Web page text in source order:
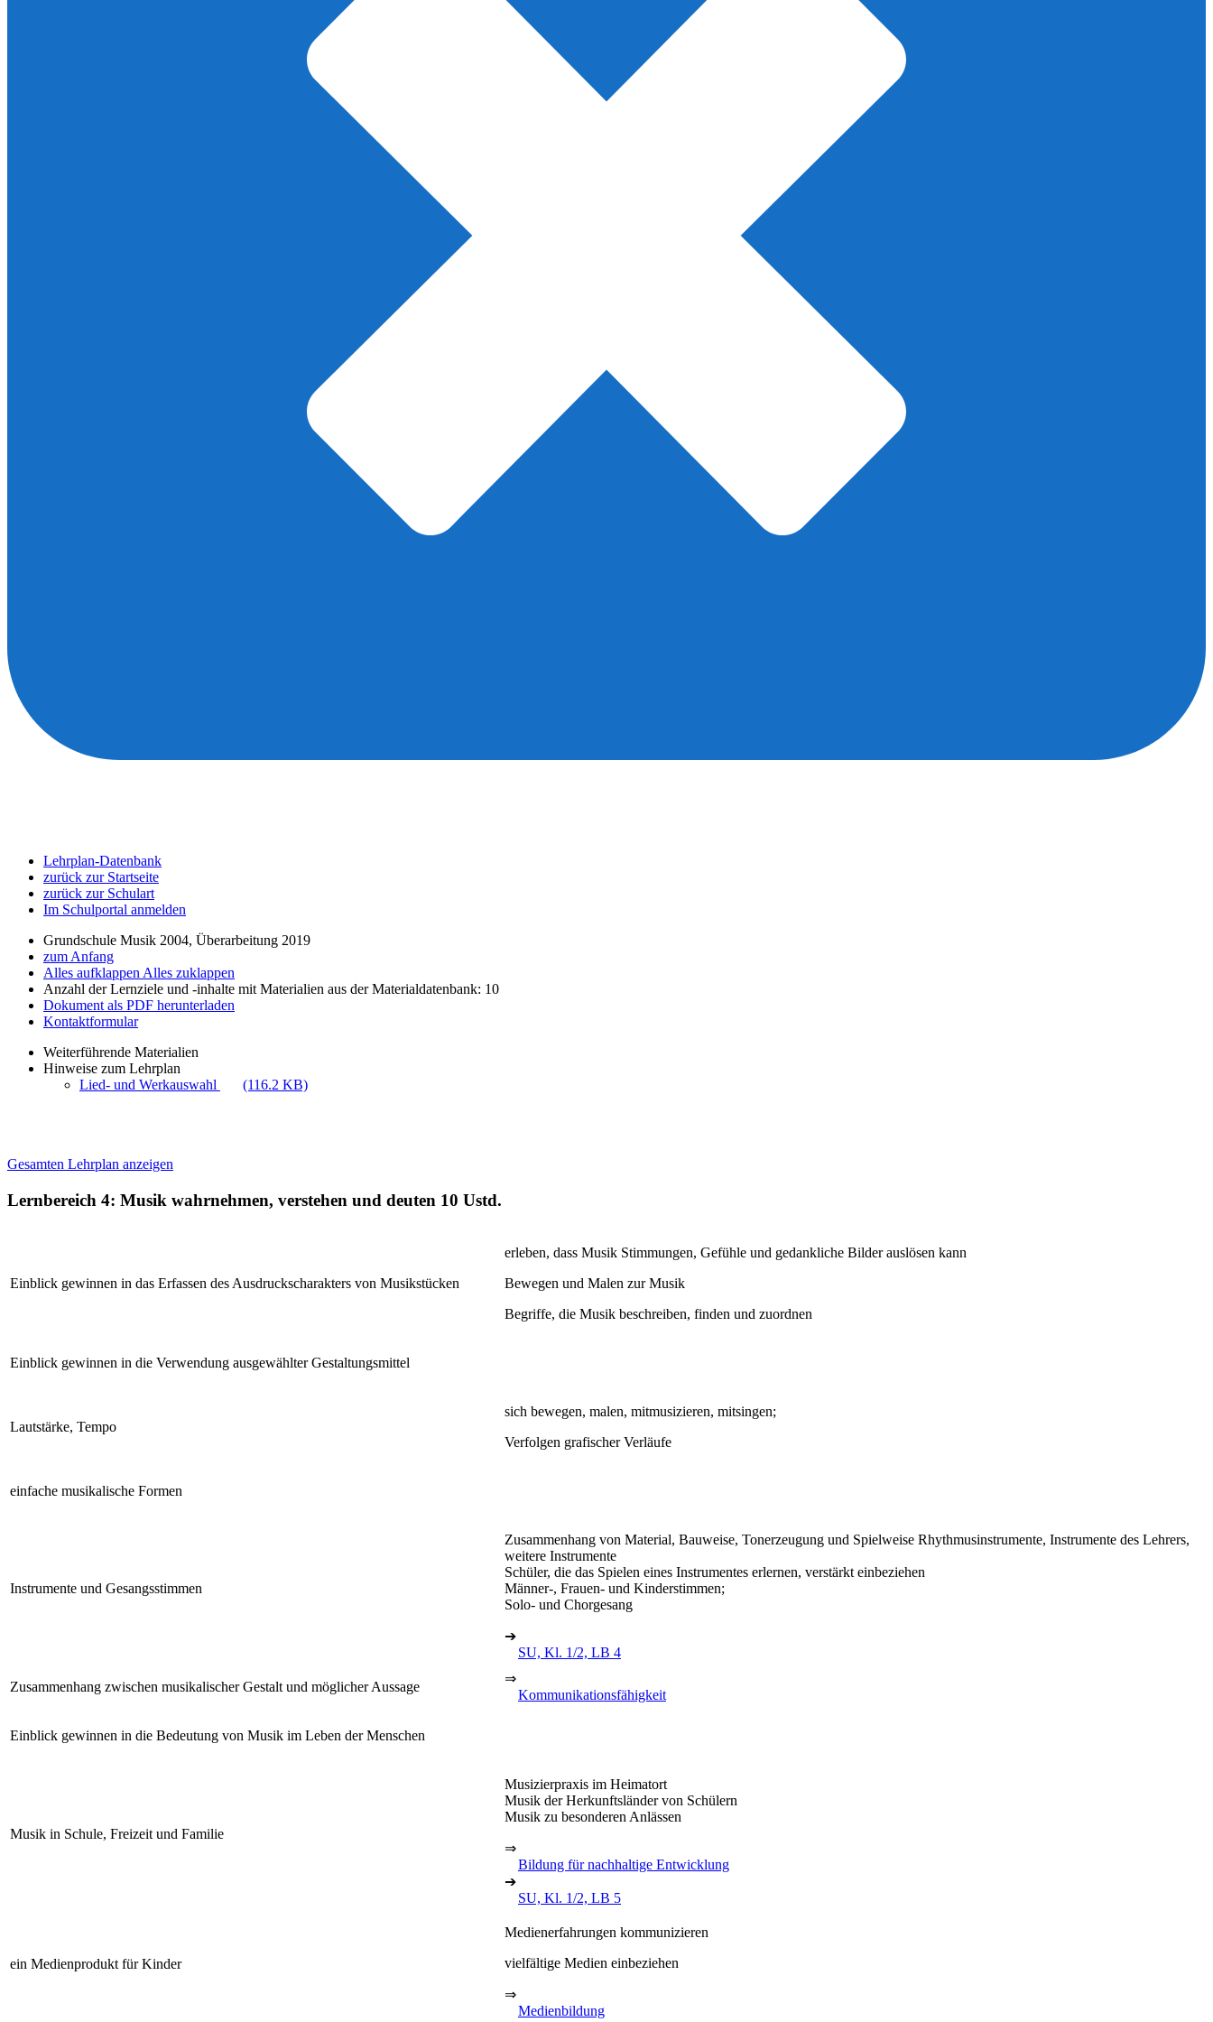
Lehrplan-Datenbank
zurück zur Startseite
zurück zur Schulart
Im Schulportal anmelden
Grundschule Musik 2004, Überarbeitung 2019
zum Anfang
Alles aufklappen Alles zuklappen
Anzahl der Lernziele und -inhalte mit Materialien aus der Materialdatenbank: 10
Dokument als PDF herunterladen
Kontaktformular
Weiterführende Materialien
Hinweise zum Lehrplan
Lied- und Werkauswahl
(116.2 KB)
Gesamten Lehrplan anzeigen
Lernbereich 4: Musik wahrnehmen, verstehen und deuten 10 Ustd.
Einblick gewinnen in das Erfassen des Ausdruckscharakters von Musikstücken
erleben, dass Musik Stimmungen, Gefühle und gedankliche Bilder auslösen kann
Bewegen und Malen zur Musik
Begriffe, die Musik beschreiben, finden und zuordnen
Einblick gewinnen in die Verwendung ausgewählter Gestaltungsmittel
Lautstärke, Tempo
sich bewegen, malen, mitmusizieren, mitsingen;
Verfolgen grafischer Verläufe
einfache musikalische Formen
Instrumente und Gesangsstimmen
Zusammenhang von Material, Bauweise, Tonerzeugung und Spielweise Rhythmusinstrumente, Instrumente des Lehrers,
weitere Instrumente
Schüler, die das Spielen eines Instrumentes erlernen, verstärkt einbeziehen
Männer-, Frauen- und Kinderstimmen;
Solo- und Chorgesang
➔
SU, Kl. 1/2, LB 4
Zusammenhang zwischen musikalischer Gestalt und möglicher Aussage
⇒
Kommunikationsfähigkeit
Einblick gewinnen in die Bedeutung von Musik im Leben der Menschen
Musik in Schule, Freizeit und Familie
Musizierpraxis im Heimatort
Musik der Herkunftsländer von Schülern
Musik zu besonderen Anlässen
⇒
Bildung für nachhaltige Entwicklung
➔
SU, Kl. 1/2, LB 5
ein Medienprodukt für Kinder
Medienerfahrungen kommunizieren
vielfältige Medien einbeziehen
⇒
Medienbildung